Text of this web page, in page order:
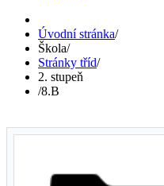
Úvodní stránka/
Škola/
Stránky tříd/
2. stupeň
/8.B